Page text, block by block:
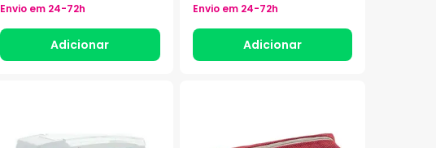
Envio em 24-72h
Adicionar
Envio em 24-72h
Adicionar